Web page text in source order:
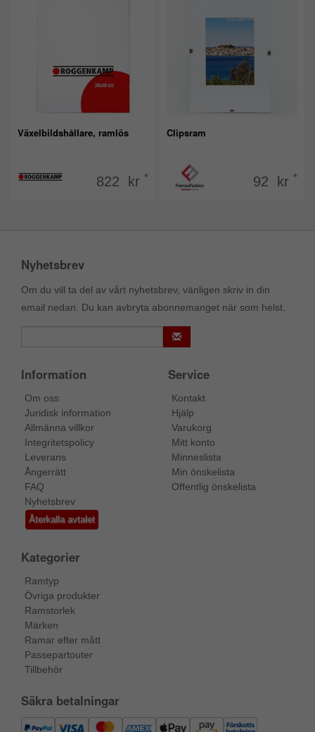
Växelbildshållare, ramlös
822 kr *
Clipsram
92 kr *
Nyhetsbrev
Om du vill ta del av vårt nyhetsbrev, vänligen skriv in din
email nedan. Du kan avbryta abonnemanget när som helst.
Information
Om oss
Juridisk information
Allmänna villkor
Integritetspolicy
Leverans
Ångerrätt
FAQ
Nyhetsbrev
Återkalla avtalet
Service
Kontakt
Hjälp
Varukorg
Mitt konto
Minneslista
Min önskelista
Offentlig önskelista
Kategorier
Ramtyp
Övriga produkter
Ramstorlek
Märken
Ramar efter mått
Passepartouter
Tillbehör
Säkra betalningar